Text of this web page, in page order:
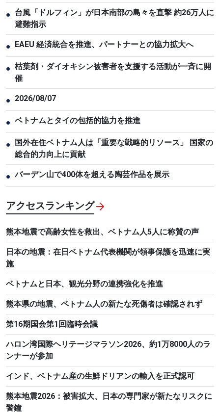
● 台風「ドルフィン」が日本南部の島々を直撃 約26万人に
避難指示
● EAEU 経済統合を推進、パートナーとの協力拡大へ
● 枯葉剤・ダイオキシン被害者を支援する活動が一斉に開
催
● 2026/08/07
● ベトナムとタイの包括的協力を推進
●
国外在住ベトナム人は「重要な戦略的リソース」 国家の
総合的力向上に貢献
● バーデン山で400体を超える陶芸作品を展示
アクセスランキング
熊本地震で高齢女性を救出、ベトナム人5人に称賛の声
日本の地震：在日ベトナム代表機関が領事保護を迅速に実
施
ベトナムと日本、観光分野の連携強化を推進
熊本県の地震、ベトナム人の新たな死傷者は確認されず
第16期国会第1回臨時会議
ハロン湾国際ヘリテージマラソン2026、約1万8000人のラ
ンナーが参加
インド、ベトナム産の生鮮ドリアンの輸入を正式認可
熊本地震2026：被害拡大、日本の専門家が新たなリスクに
警鐘